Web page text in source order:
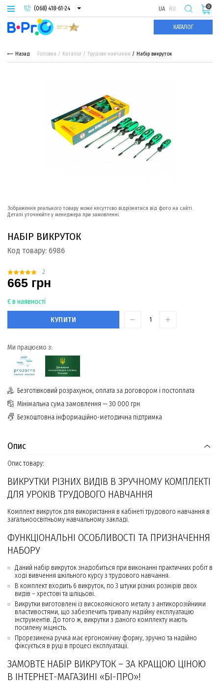
(068) 418-61-24
(093) 974-66-94
(095) 987-29-55
UA RU
КАТАЛОГ
0
Назад Головна Каталог Трудове навчання Набір викруток
Зображення реального товару може несуттєво відрізнятися від фото на сайті.
Деталі уточнюйте у менеджера при замовленні.
НАБІР ВИКРУТОК
Код товару: 6986
2
665 грн
Є в наявності
КУПИТИ
Ми працюємо з:
Безготівковий розрахунок, оплата за договором і постоплата
Мінімальна сума замовлення — 30 000 грн
Безкоштовна інформаційно-методична підтримка
Опис
Опис товару:
ВИКРУТКИ РІЗНИХ ВИДІВ В ЗРУЧНОМУ КОМПЛЕКТІ
ДЛЯ УРОКІВ ТРУДОВОГО НАВЧАННЯ
Комплект викруток для використання в кабінеті трудового навчання в
загальноосвітньому навчальному закладі.
ФУНКЦІОНАЛЬНІ ОСОБЛИВОСТІ ТА ПРИЗНАЧЕННЯ
НАБОРУ
Даний набір викруток знадобиться при виконанні практичних робіт в
ході вивчення шкільного курсу з трудового навчання.
В комплект входить 6 викруток, по 3 штуки різних розмірів двох
видів – хрестові та шліцьові.
Викрутки виготовлені із високоякісного металу з антикорозійними
властивостями, що забезпечить тривалу надійну експлуатацію
інструментів. До того ж, викрутки з даного комплекту мають
посилену міцність.
Прорезинена ручка має ергономічну форму, зручно та надійно
фіксується в руці в процесі експлуатації.
ЗАМОВТЕ НАБІР ВИКРУТОК – ЗА КРАЩОЮ ЦІНОЮ
В ІНТЕРНЕТ-МАГАЗИНІ «БІ-ПРО»!